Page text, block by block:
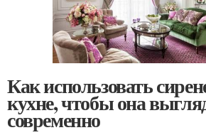
Как использовать
кухне, чтобы она
современно